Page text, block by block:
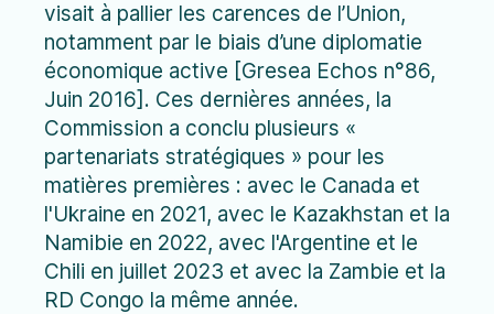
visait à pallier les carences de l’Union,
notamment par le biais d’une diplomatie
économique active [Gresea Echos n°86,
Juin 2016]. Ces dernières années, la
Commission a conclu plusieurs «
partenariats stratégiques » pour les
matières premières : avec le Canada et
l'Ukraine en 2021, avec le Kazakhstan et la
Namibie en 2022, avec l'Argentine et le
Chili en juillet 2023 et avec la Zambie et la
RD Congo la même année.